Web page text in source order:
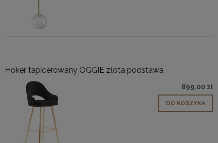
Hoker tapicerowany OGGIE złota podstawa
899,00 zł
DO KOSZYKA